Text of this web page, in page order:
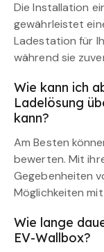
Die Installation
gewährleistet
Ladestation für
während sie
Wie kann ich
Ladelösung
kann?
Am Besten
bewerten. Mit
Gegebenheiten
Möglichkeiten
Wie lange
EV-Wallbox?